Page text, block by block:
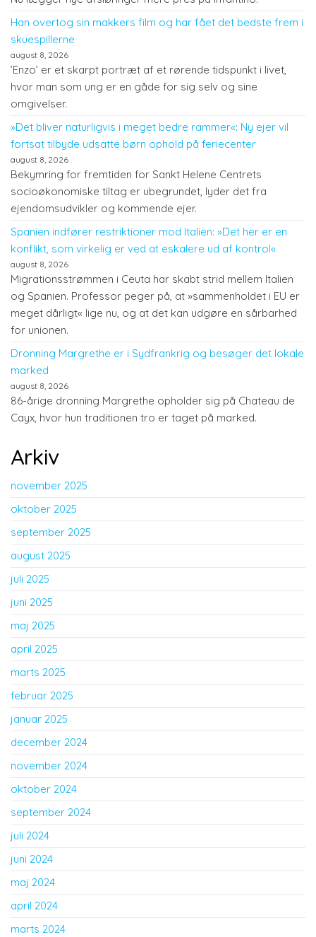
Han overtog sin makkers film og har fået det bedste frem i
skuespillerne
august 8, 2026
’Enzo’ er et skarpt portræt af et rørende tidspunkt i livet,
hvor man som ung er en gåde for sig selv og sine
omgivelser.
»Det bliver naturligvis i meget bedre rammer«: Ny ejer vil
fortsat tilbyde udsatte børn ophold på feriecenter
august 8, 2026
Bekymring for fremtiden for Sankt Helene Centrets
socioøkonomiske tiltag er ubegrundet, lyder det fra
ejendomsudvikler og kommende ejer.
Spanien indfører restriktioner mod Italien: »Det her er en
konflikt, som virkelig er ved at eskalere ud af kontrol«
august 8, 2026
Migrationsstrømmen i Ceuta har skabt strid mellem Italien
og Spanien. Professor peger på, at »sammenholdet i EU er
meget dårligt« lige nu, og at det kan udgøre en sårbarhed
for unionen.
Dronning Margrethe er i Sydfrankrig og besøger det lokale
marked
august 8, 2026
86-årige dronning Margrethe opholder sig på Chateau de
Cayx, hvor hun traditionen tro er taget på marked.
Arkiv
november 2025
oktober 2025
september 2025
august 2025
juli 2025
juni 2025
maj 2025
april 2025
marts 2025
februar 2025
januar 2025
december 2024
november 2024
oktober 2024
september 2024
juli 2024
juni 2024
maj 2024
april 2024
marts 2024